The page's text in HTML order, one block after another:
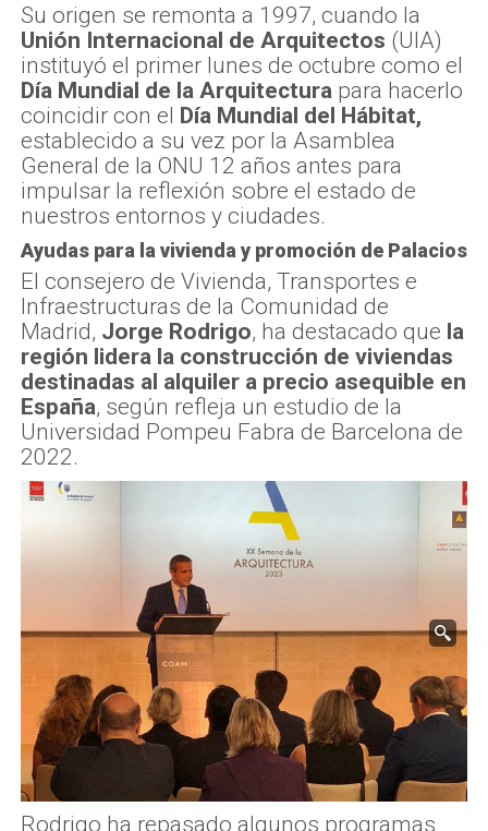
Su origen se remonta a 1997, cuando la
Unión Internacional de Arquitectos (UIA)
instituyó el primer lunes de octubre como el
Día Mundial de la Arquitectura para hacerlo
coincidir con el Día Mundial del Hábitat,
establecido a su vez por la Asamblea
General de la ONU 12 años antes para
impulsar la reflexión sobre el estado de
nuestros entornos y ciudades.
Ayudas para la vivienda y promoción de Palacios
El consejero de Vivienda, Transportes e
Infraestructuras de la Comunidad de
Madrid, Jorge Rodrigo, ha destacado que la
región lidera la construcción de viviendas
destinadas al alquiler a precio asequible en
España, según refleja un estudio de la
Universidad Pompeu Fabra de Barcelona de
2022.
Rodrigo ha repasado algunos programas